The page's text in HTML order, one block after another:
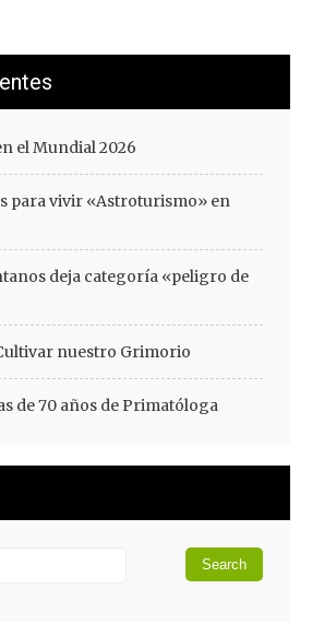
el Mundial 2026
para vivir «Astroturismo» en
deja categoría «peligro de
nuestro Grimorio
de 70 años de Primatóloga